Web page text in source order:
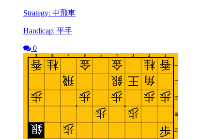
Strategy: 中飛車
Handicap: 平手
0